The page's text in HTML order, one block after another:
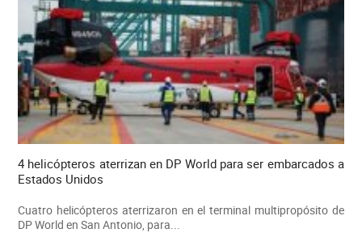
4 helicópteros aterrizan en DP World para ser embarcados a
Estados Unidos
Cuatro helicópteros aterrizaron en el terminal multipropósito de
DP World en San Antonio, para...